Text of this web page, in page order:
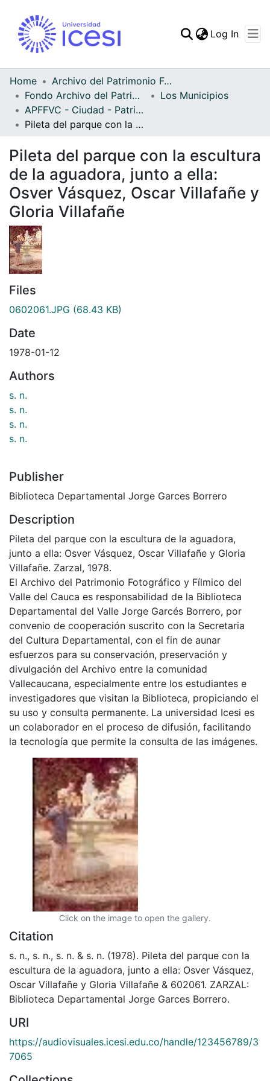
Statistics
Log In
Home
Archivo del Patrimonio Fotográfico y Fílmico del Valle del Cauca
Fondo Archivo del Patrimonio Fotográfico y Fílmico del Valle del Cauca
Los Municipios
APFFVC - Ciudad - Patrimonial
Pileta del parque con la escultura de la aguadora, junto a ella: Osver Vásquez, Oscar Villafañe y Gloria Villafañe
Pileta del parque con la escultura
de la aguadora, junto a ella:
Osver Vásquez, Oscar Villafañe y
Gloria Villafañe
Files
0602061.JPG (68.43 KB)
Date
1978-01-12
Authors
s. n.
s. n.
s. n.
s. n.
Publisher
Biblioteca Departamental Jorge Garces Borrero
Description
Pileta del parque con la escultura de la aguadora,
junto a ella: Osver Vásquez, Oscar Villafañe y Gloria
Villafañe. Zarzal, 1978.
El Archivo del Patrimonio Fotográfico y Fílmico del
Valle del Cauca es responsabilidad de la Biblioteca
Departamental del Valle Jorge Garcés Borrero, por
convenio de cooperación suscrito con la Secretaria
del Cultura Departamental, con el fin de aunar
esfuerzos para su conservación, preservación y
divulgación del Archivo entre la comunidad
Vallecaucana, especialmente entre los estudiantes e
investigadores que visitan la Biblioteca, propiciando el
su uso y consulta permanente. La universidad Icesi es
un colaborador en el proceso de difusión, facilitando
la tecnología que permite la consulta de las imágenes.
Click on the image to open the gallery.
Citation
s. n., s. n., s. n. & s. n. (1978). Pileta del parque con la
escultura de la aguadora, junto a ella: Osver Vásquez,
Oscar Villafañe y Gloria Villafañe & 602061. ZARZAL:
Biblioteca Departamental Jorge Garces Borrero.
URI
https://audiovisuales.icesi.edu.co/handle/123456789/3
7065